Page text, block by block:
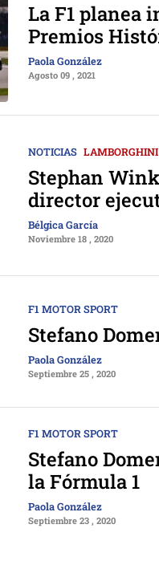
La F1 planea
Premios
Paola González
Agosto 09 , 2021
NOTICIAS LAMBORGHINI
Stephan
director
Bélgica García
Noviembre 18 , 2020
F1 MOTOR SPORT
Stefano
Paola González
Septiembre 25 , 2020
F1 MOTOR SPORT
Stefano
la Fórmula 1
Paola González
Septiembre 23 , 2020